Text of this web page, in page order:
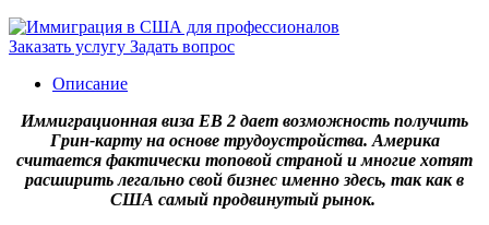
Заказать услугу Задать вопрос
Описание
Иммиграционная виза EB 2 дает возможность получить
Грин-карту на основе трудоустройства. Америка
считается фактически топовой страной и многие хотят
расширить легально свой бизнес именно здесь, так как в
США самый продвинутый рынок.